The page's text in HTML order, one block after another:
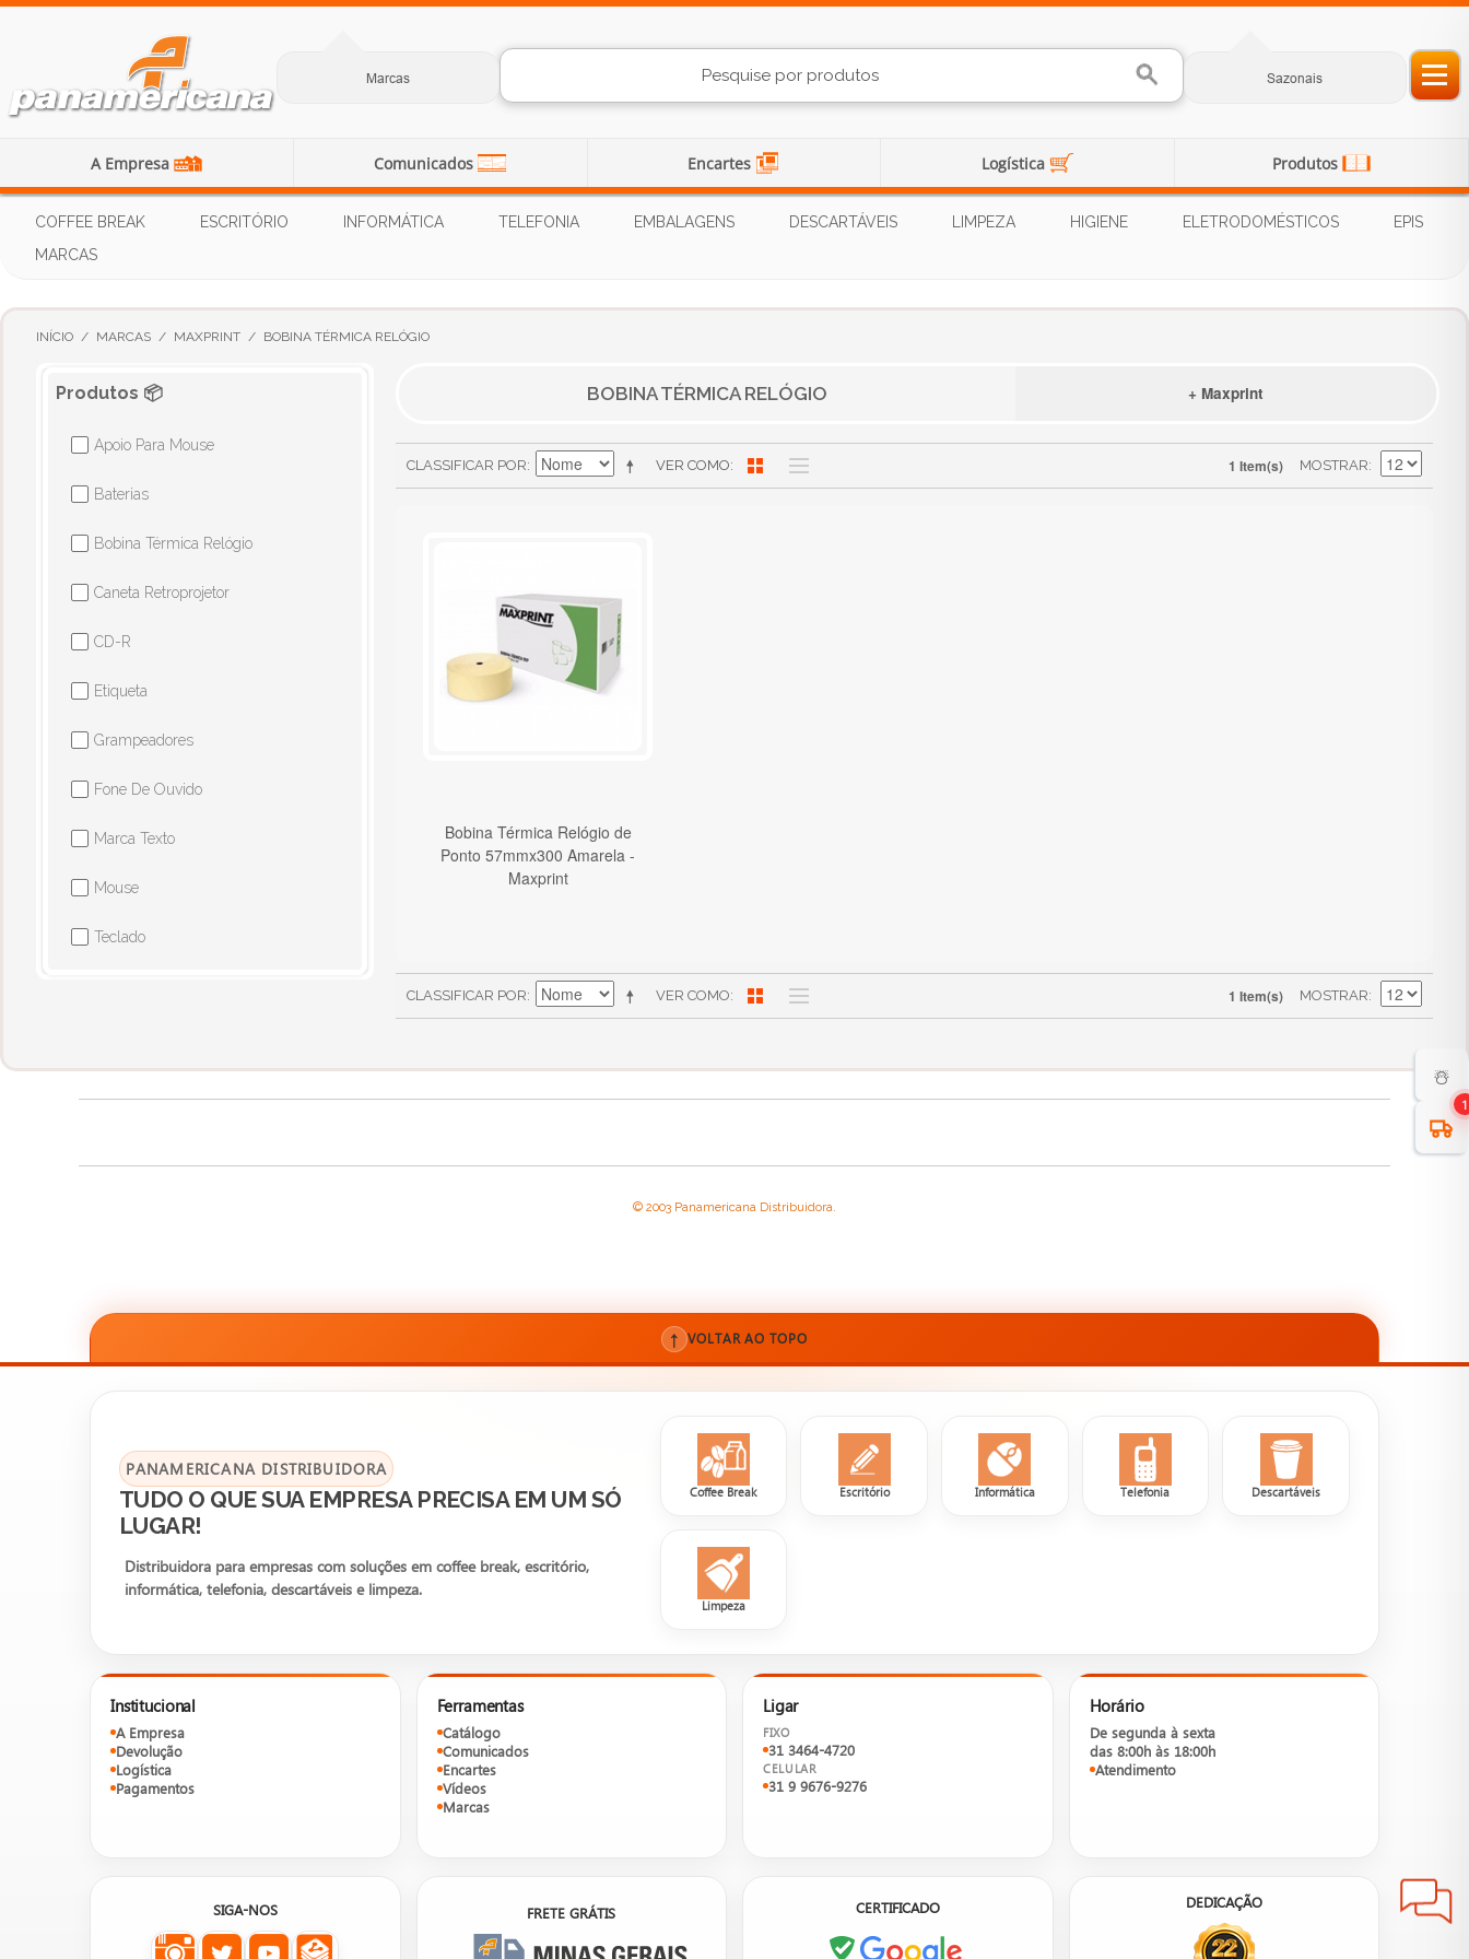
Marcas Sazonais
A Empresa Comunicados Encartes Logística Produtos
COFFEE BREAK ESCRITÓRIO INFORMÁTICA TELEFONIA EMBALAGENS DESCARTÁVEIS LIMPEZA HIGIENE ELETRODOMÉSTICOS
EPIS
MARCAS
INÍCIO / MARCAS / MAXPRINT / BOBINA TÉRMICA RELÓGIO
BOBINA TÉRMICA RELÓGIO + Maxprint
VER COMO
CLASSIFICAR POR 1 Item(s) MOSTRAR
Bobina Térmica Relógio de
Ponto 57mmx300 Amarela -
Maxprint
VER COMO
CLASSIFICAR POR 1 Item(s) MOSTRAR
Produtos 📦
Apoio Para Mouse
Baterias
Bobina Térmica Relógio
Caneta Retroprojetor
CD-R
Etiqueta
Grampeadores
Fone De Ouvido
Marca Texto
Mouse
Teclado
☃️
1
© 2003 Panamericana Distribuidora.
↑ VOLTAR AO TOPO
PANAMERICANA DISTRIBUIDORA
TUDO O QUE SUA EMPRESA PRECISA EM UM SÓ
LUGAR!
Distribuidora para empresas com soluções em coffee break, escritório,
informática, telefonia, descartáveis e limpeza.
Coffee Break Escritório Informática Telefonia Descartáveis
Limpeza
Institucional
A Empresa
Devolução
Logística
Pagamentos
Ferramentas
Catálogo
Comunicados
Encartes
Vídeos
Marcas
Ligar
FIXO
31 3464-4720
CELULAR
31 9 9676-9276
Horário
De segunda à sexta
das 8:00h às 18:00h
Atendimento
SIGA-NOS FRETE GRÁTIS CERTIFICADO DEDICAÇÃO